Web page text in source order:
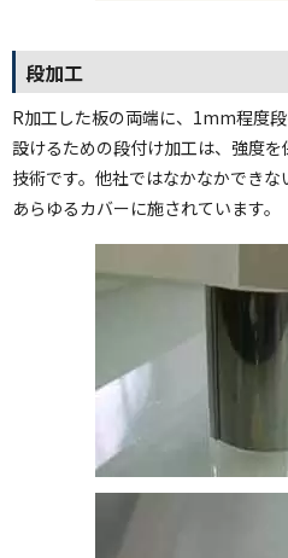
段加工
R加工した板の両端に、1mm程度
設けるための段付け加工は、強度
技術です。他社ではなかなかできな
あらゆるカバーに施されています。